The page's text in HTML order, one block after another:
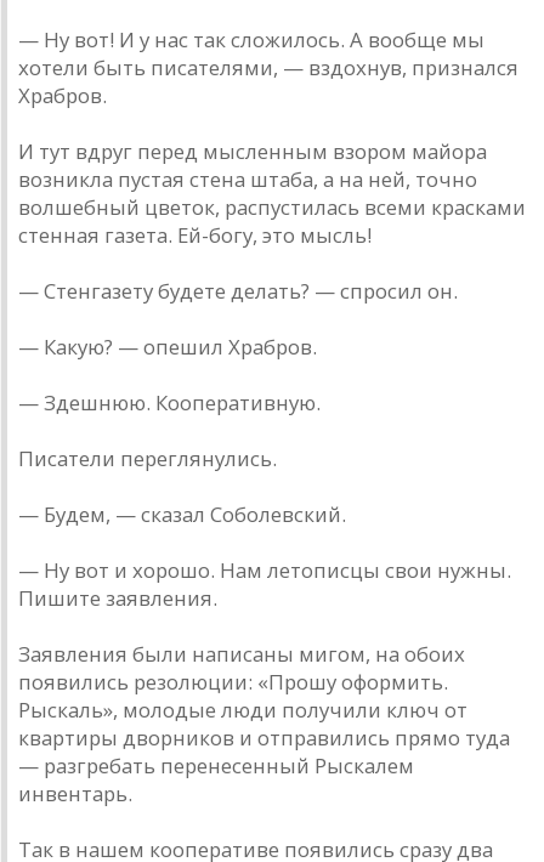
— Ну вот! И у нас так сложилось. А вообще мы
хотели быть писателями, — вздохнув, признался
Храбров.
И тут вдруг перед мысленным взором майора
возникла пустая стена штаба, а на ней, точно
волшебный цветок, распустилась всеми красками
стенная газета. Ей-богу, это мысль!
— Стенгазету будете делать? — спросил он.
— Какую? — опешил Храбров.
— Здешнюю. Кооперативную.
Писатели переглянулись.
— Будем, — сказал Соболевский.
— Ну вот и хорошо. Нам летописцы свои нужны.
Пишите заявления.
Заявления были написаны мигом, на обоих
появились резолюции: «Прошу оформить.
Рыскаль», молодые люди получили ключ от
квартиры дворников и отправились прямо туда
— разгребать перенесенный Рыскалем
инвентарь.
Так в нашем кооперативе появились сразу два